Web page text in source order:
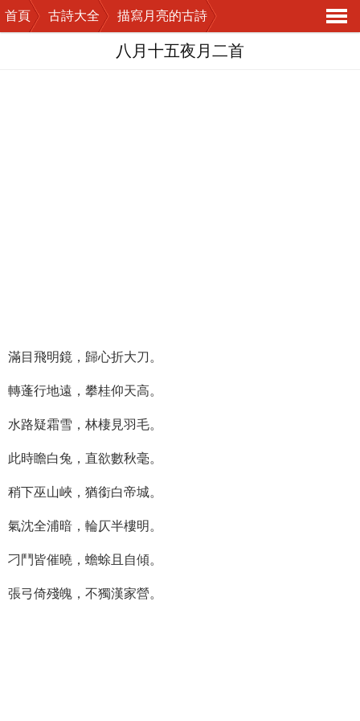
首頁 古詩大全
描寫月亮的古詩
導
八月十五夜月二首
滿目飛明鏡，歸心折大刀。
轉蓬行地遠，攀桂仰天高。
水路疑霜雪，林棲見羽毛。
此時瞻白兔，直欲數秋毫。
稍下巫山峽，猶銜白帝城。
氣沈全浦暗，輪仄半樓明。
刁鬥皆催曉，蟾蜍且自傾。
張弓倚殘魄，不獨漢家營。